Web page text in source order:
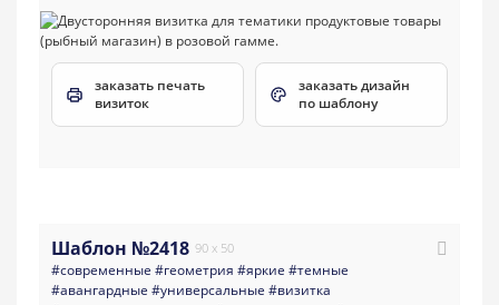
заказать печать
визиток
заказать дизайн
по шаблону
Шаблон №2418 90 x 50
#современные #геометрия #яркие #темные
#авангардные #универсальные #визитка